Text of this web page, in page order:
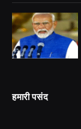
हमारी पसंद